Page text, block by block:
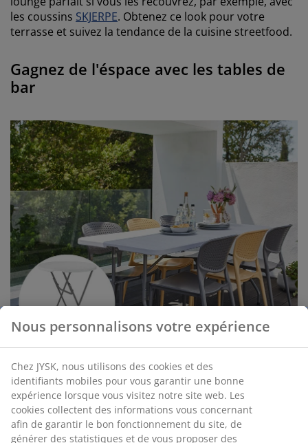
les coussins SKJERPE. Obtenez ce look pour votre
terrasse et suivez la tendance de la cuisine streetfood.
Gagnez de l'éspace avec les tables de
bar
Dans la streetfood, vous choisissez votre plat préféré
et vous pouvez également choisir de partager des plats
entre vous. Asseyez-vous à une table avec d'autres
Nous personnalisons votre expérience
Chez JYSK, nous utilisons des cookies et des
identifiants mobiles pour vous garantir une bonne
expérience lorsque vous visitez notre site web. Les
cookies collectent des informations vous concernant
afin de garantir le bon fonctionnement du site, de
générer des statistiques et de vous proposer des